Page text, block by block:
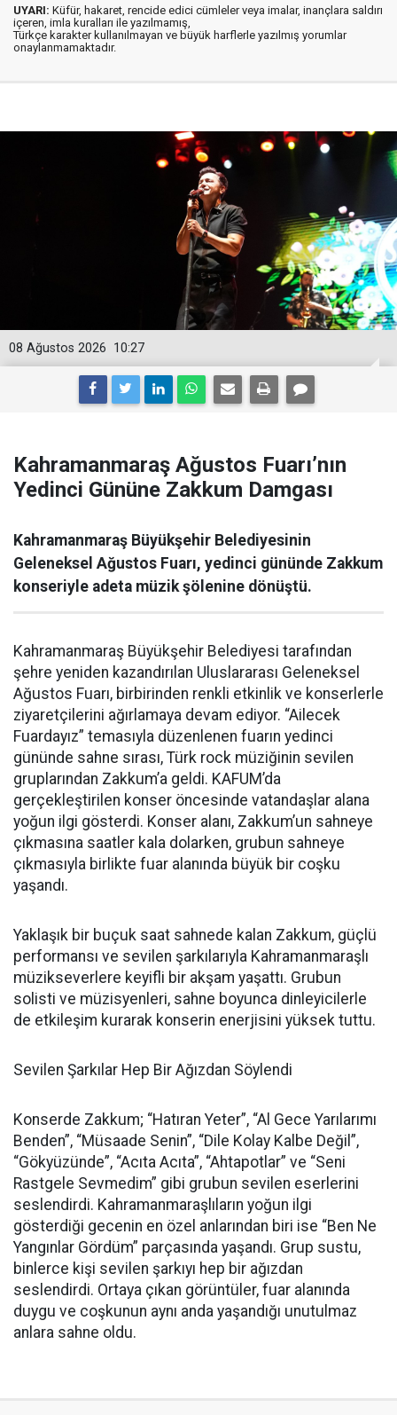
UYARI: Küfür, hakaret, rencide edici cümleler veya imalar, inançlara saldırı
içeren, imla kuralları ile yazılmamış,
Türkçe karakter kullanılmayan ve büyük harflerle yazılmış yorumlar
onaylanmamaktadır.
10:27
08 Ağustos 2026
Kahramanmaraş Ağustos Fuarı’nın
Yedinci Gününe Zakkum Damgası
Kahramanmaraş Büyükşehir Belediyesinin
Geleneksel Ağustos Fuarı, yedinci gününde Zakkum
konseriyle adeta müzik şölenine dönüştü.
Kahramanmaraş Büyükşehir Belediyesi tarafından
şehre yeniden kazandırılan Uluslararası Geleneksel
Ağustos Fuarı, birbirinden renkli etkinlik ve konserlerle
ziyaretçilerini ağırlamaya devam ediyor. “Ailecek
Fuardayız” temasıyla düzenlenen fuarın yedinci
gününde sahne sırası, Türk rock müziğinin sevilen
gruplarından Zakkum’a geldi. KAFUM’da
gerçekleştirilen konser öncesinde vatandaşlar alana
yoğun ilgi gösterdi. Konser alanı, Zakkum’un sahneye
çıkmasına saatler kala dolarken, grubun sahneye
çıkmasıyla birlikte fuar alanında büyük bir coşku
yaşandı.
Yaklaşık bir buçuk saat sahnede kalan Zakkum, güçlü
performansı ve sevilen şarkılarıyla Kahramanmaraşlı
müzikseverlere keyifli bir akşam yaşattı. Grubun
solisti ve müzisyenleri, sahne boyunca dinleyicilerle
de etkileşim kurarak konserin enerjisini yüksek tuttu.
Sevilen Şarkılar Hep Bir Ağızdan Söylendi
Konserde Zakkum; “Hatıran Yeter”, “Al Gece Yarılarımı
Benden”, “Müsaade Senin”, “Dile Kolay Kalbe Değil”,
“Gökyüzünde”, “Acıta Acıta”, “Ahtapotlar” ve “Seni
Rastgele Sevmedim” gibi grubun sevilen eserlerini
seslendirdi. Kahramanmaraşlıların yoğun ilgi
gösterdiği gecenin en özel anlarından biri ise “Ben Ne
Yangınlar Gördüm” parçasında yaşandı. Grup sustu,
binlerce kişi sevilen şarkıyı hep bir ağızdan
seslendirdi. Ortaya çıkan görüntüler, fuar alanında
duygu ve coşkunun aynı anda yaşandığı unutulmaz
anlara sahne oldu.